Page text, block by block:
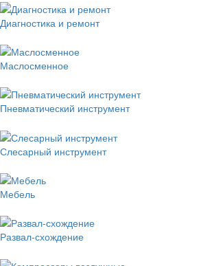
Диагностика и ремонт
Маслосменное
Пневматический инструмент
Слесарный инструмент
Мебель
Развал-схождение